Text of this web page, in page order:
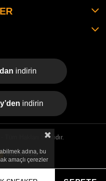
indirin
indirin
Tüm Hakları Saklıdır.
adına, bu
amaçlı çerezler